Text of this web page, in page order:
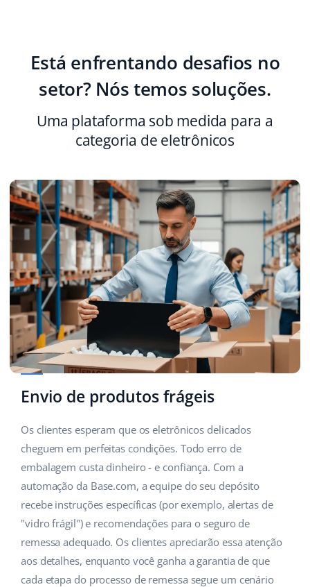
Está enfrentando desafios no
setor? Nós temos soluções.
Uma plataforma sob medida para a
categoria de eletrônicos
Envio de produtos frágeis
Os clientes esperam que os eletrônicos delicados
cheguem em perfeitas condições. Todo erro de
embalagem custa dinheiro - e confiança. Com a
automação da Base.com, a equipe do seu depósito
recebe instruções específicas (por exemplo, alertas de
"vidro frágil") e recomendações para o seguro de
remessa adequado. Os clientes apreciarão essa atenção
aos detalhes, enquanto você ganha a garantia de que
cada etapa do processo de remessa segue um cenário